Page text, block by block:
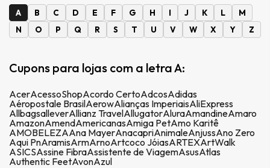
A B C D E F G H I J K L
M
N
O P Q R S T U V W X Y Z
Cupons para lojas com a letra A:
AcerAcessoShopAcordo CertoAdcosAdidas
Aéropostale BrasilAerowAlianças ImperiaisAliExpress
AllbagsalleverAllianz TravelAllugatorAluraAmandineAmaro
AmazonAmendAmericanasAmiga PetAmo Karitê
AMOBELEZAAna MayerAnacapriAnimaleAnjussAno Zero
Aqui PnAramisArmArnoArtcoco JóiasARTEXArtWalk
ASICSAssine FibraAssistente de ViagemAsusAtlas
Authentic FeetAvonAzul